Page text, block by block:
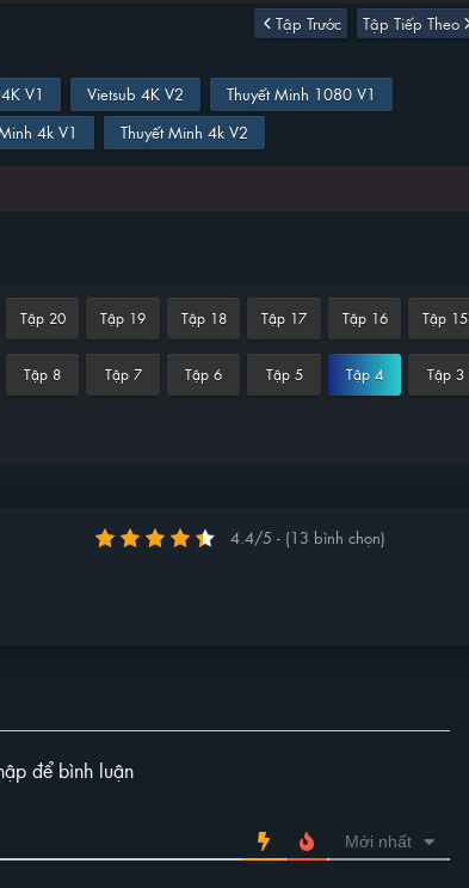
Tập Trước Tập Tiếp Theo
V1 Vietsub 4K V2
Thuyết Minh 1080 V1
4k V1 Thuyết Minh 4k V2
Tập 20 Tập 19 Tập 18 Tập 17 Tập 16 Tập 15
Tập 8 Tập 7 Tập 6 Tập 5 Tập 4 Tập 3
4.4/5 - (13 bình chọn)
để bình luận
Mới nhất